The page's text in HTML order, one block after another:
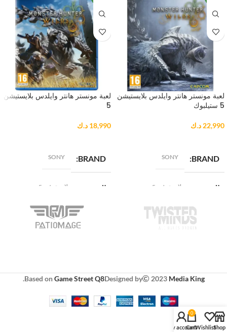
لعبة مونستر هانتر وايلدس بلايستيشن
5 ستيلبوك
22,990 د.ك
BRAND
SONY
المنصة بلايستيشن 5
الإصدار ستيلبوك
لعبة مونستر هانتر وايلدس بلايستيشن
5
18,990 د.ك
BRAND
SONY
المنصة بلايستيشن 5
أساسي
Based onGame Street Q8Designed by 2023 Media King
.
Shop
Wishlist
0
Cart
My account